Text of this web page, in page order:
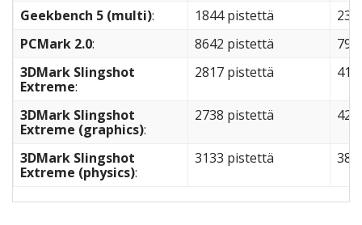
Geekbench 5 (multi): 1844 pistettä
PCMark 2.0: 8642 pistettä
3DMark Slingshot
Extreme:
2817 pistettä
3DMark Slingshot
Extreme (graphics):
2738 pistettä
3DMark Slingshot
Extreme (physics):
3133 pistettä